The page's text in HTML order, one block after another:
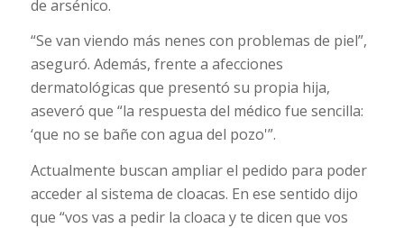
de arsénico.
“Se van viendo más nenes con problemas de piel”,
aseguró. Además, frente a afecciones
dermatológicas que presentó su propia hija,
aseveró que “la respuesta del médico fue sencilla:
‘que no se bañe con agua del pozo'”.
Actualmente buscan ampliar el pedido para poder
acceder al sistema de cloacas. En ese sentido dijo
que “vos vas a pedir la cloaca y te dicen que vos